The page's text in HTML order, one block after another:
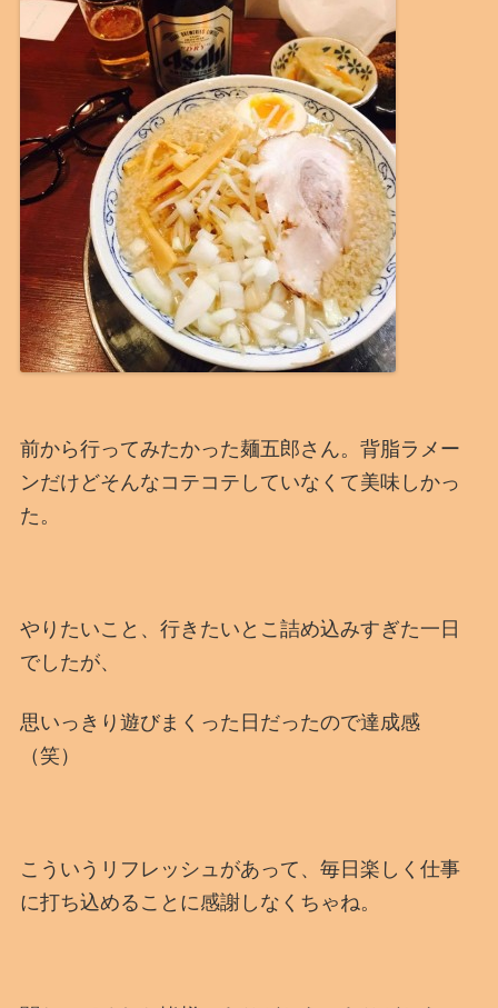
前から行ってみたかった麺五郎さん。背脂ラメー
ンだけどそんなコテコテしていなくて美味しかっ
た。
やりたいこと、行きたいとこ詰め込みすぎた一日
でしたが、
思いっきり遊びまくった日だったので達成感
（笑）
こういうリフレッシュがあって、毎日楽しく仕事
に打ち込めることに感謝しなくちゃね。